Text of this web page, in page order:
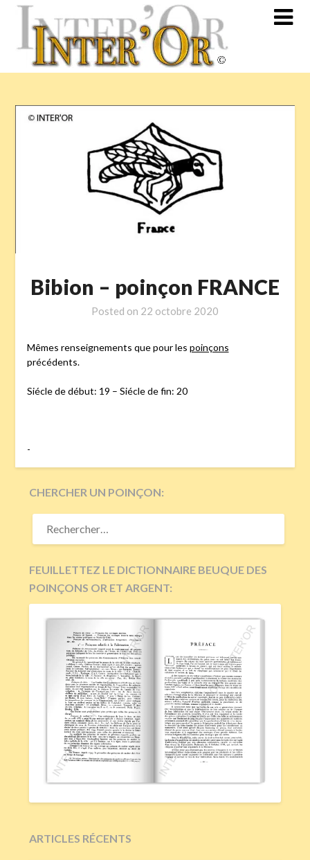
Skip
content
Bibion – poinçon FRANCE
Posted on 22 octobre 2020
Mêmes renseignements que pour les poinçons
précédents.
Siécle de début: 19 – Siécle de fin: 20
-
CHERCHER UN POINÇON:
RECHERCHER :
FEUILLETTEZ LE DICTIONNAIRE BEUQUE DES
POINÇONS OR ET ARGENT:
ARTICLES RÉCENTS